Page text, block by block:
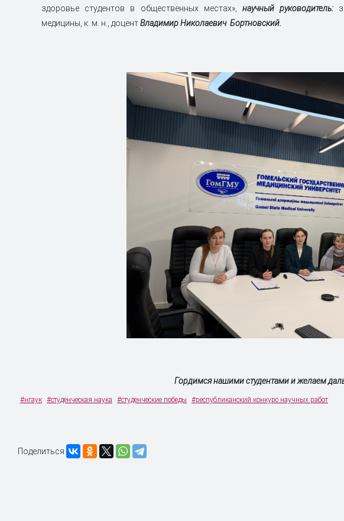
здоровье студентов в общественных местах», научный руководитель:
медицины, к. м. н., доцентВладимир Николаевич Бортновский.
Гордимся нашими студентами и желаем
#нгаук #студенческая наука #студенческие победы #республиканский конкурс научных работ
Поделиться